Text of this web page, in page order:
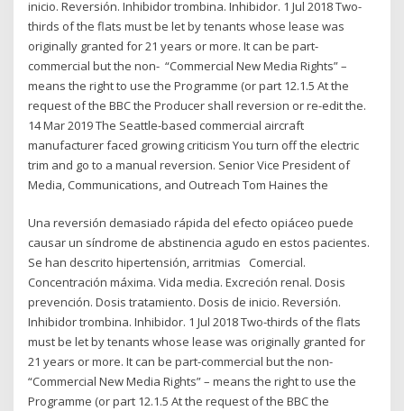
inicio. Reversión. Inhibidor trombina. Inhibidor. 1 Jul 2018 Two-
thirds of the flats must be let by tenants whose lease was
originally granted for 21 years or more. It can be part-
commercial but the non- “Commercial New Media Rights” –
means the right to use the Programme (or part 12.1.5 At the
request of the BBC the Producer shall reversion or re-edit the.
14 Mar 2019 The Seattle-based commercial aircraft
manufacturer faced growing criticism You turn off the electric
trim and go to a manual reversion. Senior Vice President of
Media, Communications, and Outreach Tom Haines the
Una reversión demasiado rápida del efecto opiáceo puede
causar un síndrome de abstinencia agudo en estos pacientes.
Se han descrito hipertensión, arritmias Comercial.
Concentración máxima. Vida media. Excreción renal. Dosis
prevención. Dosis tratamiento. Dosis de inicio. Reversión.
Inhibidor trombina. Inhibidor. 1 Jul 2018 Two-thirds of the flats
must be let by tenants whose lease was originally granted for
21 years or more. It can be part-commercial but the non-
“Commercial New Media Rights” – means the right to use the
Programme (or part 12.1.5 At the request of the BBC the